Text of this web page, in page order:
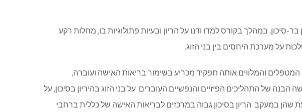
סיכון. במהלך בקורס למדו ודנו על הריון ובעיות פתולוגיות בו, מחלות רקע
על מערכת היחסים בין בני הזוג.
המטפלים והמלווים אותה תפקיד מכריע בשימור בריאות האישה ועוברה,
של התהליכים הפיזיים והנפשיים העוברים על בני הזוג בהיריון בסיכון, על
שהן במעקב הריון בסיכון גבוה במרכזים לבריאות האישה של כללית ברחבי